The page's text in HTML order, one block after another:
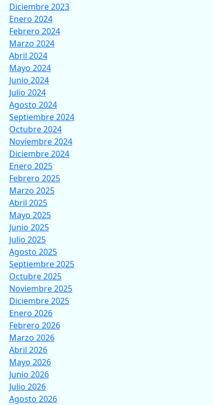
Diciembre 2023
Enero 2024
Febrero 2024
Marzo 2024
Abril 2024
Mayo 2024
Junio 2024
Julio 2024
Agosto 2024
Septiembre 2024
Octubre 2024
Noviembre 2024
Diciembre 2024
Enero 2025
Febrero 2025
Marzo 2025
Abril 2025
Mayo 2025
Junio 2025
Julio 2025
Agosto 2025
Septiembre 2025
Octubre 2025
Noviembre 2025
Diciembre 2025
Enero 2026
Febrero 2026
Marzo 2026
Abril 2026
Mayo 2026
Junio 2026
Julio 2026
Agosto 2026